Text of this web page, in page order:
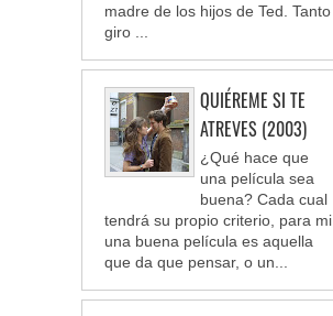
madre de los hijos de Ted. Tanto
giro ...
QUIÉREME SI TE
ATREVES (2003)
¿Qué hace que
una película sea
buena? Cada cual
tendrá su propio criterio, para mi
una buena película es aquella
que da que pensar, o un...